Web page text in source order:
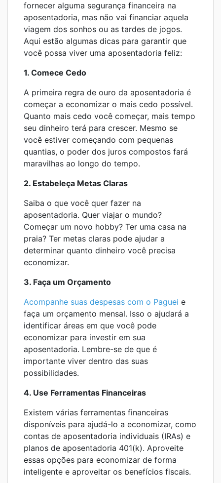
fornecer alguma segurança financeira na
aposentadoria, mas não vai financiar aquela
viagem dos sonhos ou as tardes de jogos.
Aqui estão algumas dicas para garantir que
você possa viver uma aposentadoria feliz:
1. Comece Cedo
A primeira regra de ouro da aposentadoria é
começar a economizar o mais cedo possível.
Quanto mais cedo você começar, mais tempo
seu dinheiro terá para crescer. Mesmo se
você estiver começando com pequenas
quantias, o poder dos juros compostos fará
maravilhas ao longo do tempo.
2. Estabeleça Metas Claras
Saiba o que você quer fazer na
aposentadoria. Quer viajar o mundo?
Começar um novo hobby? Ter uma casa na
praia? Ter metas claras pode ajudar a
determinar quanto dinheiro você precisa
economizar.
3. Faça um Orçamento
Acompanhe suas despesas com o Paguei e
faça um orçamento mensal. Isso o ajudará a
identificar áreas em que você pode
economizar para investir em sua
aposentadoria. Lembre-se de que é
importante viver dentro das suas
possibilidades.
4. Use Ferramentas Financeiras
Existem várias ferramentas financeiras
disponíveis para ajudá-lo a economizar, como
contas de aposentadoria individuais (IRAs) e
planos de aposentadoria 401(k). Aproveite
essas opções para economizar de forma
inteligente e aproveitar os benefícios fiscais.